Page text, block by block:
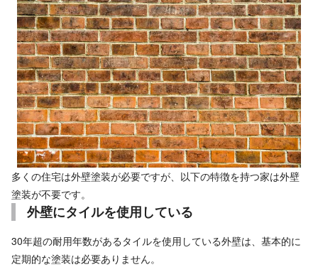
多くの住宅は外壁塗装が必要ですが、以下の特徴を持つ家は外壁
塗装が不要です。
外壁にタイルを使用している
30年超の耐用年数があるタイルを使用している外壁は、基本的に
定期的な塗装は必要ありません。